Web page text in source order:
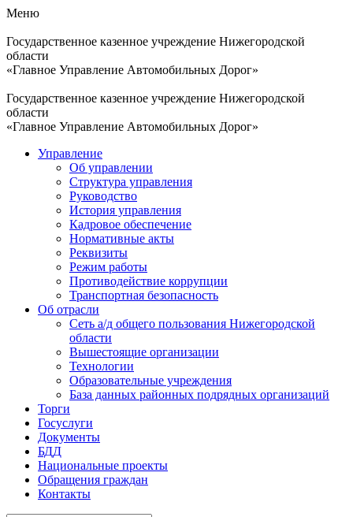
Меню
Государственное казенное учреждение Нижегородской
области
«Главное Управление Автомобильных Дорог»
Государственное казенное учреждение Нижегородской
области
«Главное Управление Автомобильных Дорог»
Управление
Об управлении
Структура управления
Руководство
История управления
Кадровое обеспечение
Нормативные акты
Реквизиты
Режим работы
Противодействие коррупции
Транспортная безопасность
Об отрасли
Сеть а/д общего пользования Нижегородской
области
Вышестоящие организации
Технологии
Образовательные учреждения
База данных районных подрядных организаций
Торги
Госуслуги
Документы
БДД
Национальные проекты
Обращения граждан
Контакты